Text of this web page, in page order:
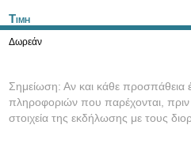
Τιμη
Δωρεάν
Σημείωση: Αν και κάθε προσπάθεια
πληροφοριών που παρέχονται, πριν
στοιχεία της εκδήλωσης με τους